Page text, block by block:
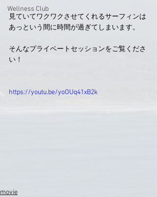
Wellness Club
見ていてワクワクさせてくれるサーフィンは
あっという間に時間が過ぎてしまいます。
そんなプライベートセッションをご覧くださ
い！
https://youtu.be/yoOUq41xB2k
movie